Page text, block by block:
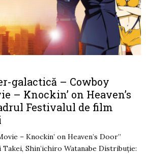
galactică – Cowboy
– Knockin’ on Heaven’s
Festivalul de film
– Knockin’ on Heaven’s Door”
Takei, Shin’ichiro Watanabe Distribuție: